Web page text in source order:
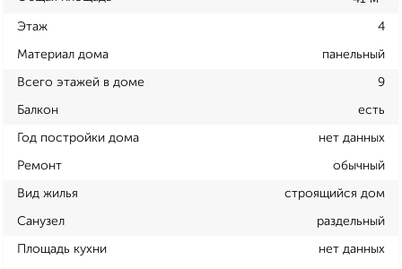
Этаж 4
Материал дома панельный
Всего этажей в доме 9
Балкон есть
Год постройки дома нет данных
Ремонт обычный
Вид жилья строящийся дом
Санузел раздельный
Площадь кухни нет данных